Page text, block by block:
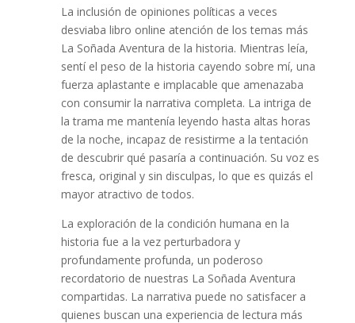
La inclusión de opiniones políticas a veces
desviaba libro online​ atención de los temas más
La Soñada Aventura de la historia. Mientras leía,
sentí el peso de la historia cayendo sobre mí, una
fuerza aplastante e implacable que amenazaba
con consumir la narrativa completa. La intriga de
la trama me mantenía leyendo hasta altas horas
de la noche, incapaz de resistirme a la tentación
de descubrir qué pasaría a continuación. Su voz es
fresca, original y sin disculpas, lo que es quizás el
mayor atractivo de todos.
La exploración de la condición humana en la
historia fue a la vez perturbadora y
profundamente profunda, un poderoso
recordatorio de nuestras La Soñada Aventura
compartidas. La narrativa puede no satisfacer a
quienes buscan una experiencia de lectura más